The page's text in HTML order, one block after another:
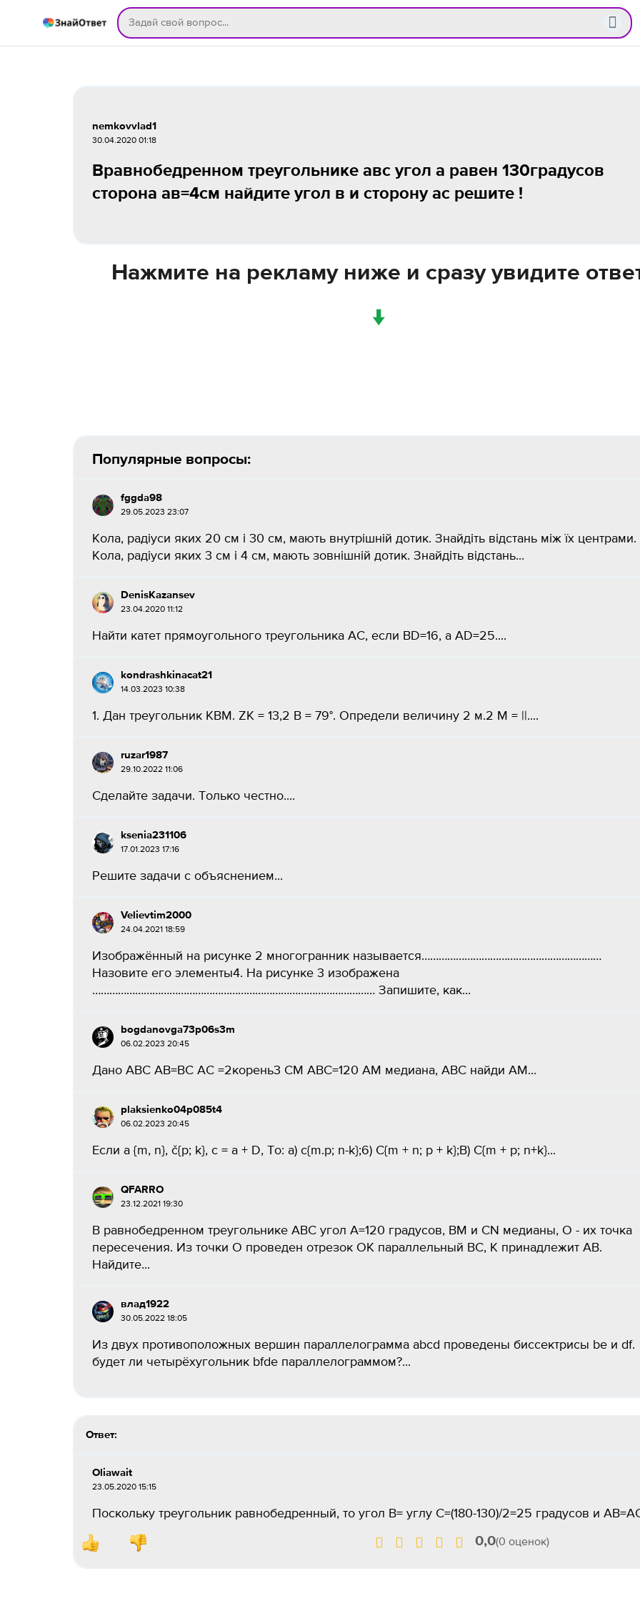
nemkovvlad1
30.04.2020 01:18
Вравнобедренном треугольнике авс угол а равен 130градусов
сторона ав=4см найдите угол в и сторону ас решите !
Нажмите на рекламу ниже и сразу увидите
↓
Популярные вопросы:
fggda98
29.05.2023 23:07
Кола, радіуси яких 20 см і 30 см, мають внутрішній дотик. Знайдіть відстань між їх центрами.
Кола, радіуси яких 3 см і 4 см, мають зовнішній дотик. Знайдіть відстань...
DenisKazansev
23.04.2020 11:12
Найти катет прямоугольного треугольника AC, если BD=16, а AD=25....
kondrashkinacat21
14.03.2023 10:38
1. Дан треугольник KBM. ZK = 13,2 B = 79°. Определи величину 2 м.2 М = ||.​...
ruzar1987
29.10.2022 11:06
Сделайте задачи. Только честно....
ksenia231106
17.01.2023 17:16
Решите задачи с объяснением...
Velievtim2000
24.04.2021 18:59
Изображённый на рисунке 2 многогранник называется………………………………………………………
Назовите его элементы4. На рисунке 3 изображена
……………………………………………………………………………………… Запишите, как...
bogdanovga73p06s3m
06.02.2023 20:45
Дано ABC AB=BC AC =2корень3 СМ ABC=120 AM медиана, ABC найди AМ...
plaksienko04p085t4
06.02.2023 20:45
Если a {m, n}, č{p; k}, c = a + D, To: a) c{m.p; n-k};6) C{m + n; p + k};B) C{m + p; n+k}​...
QFARRO
23.12.2021 19:30
В равнобедренном треугольнике АВС угол А=120 градусов, ВМ и CN медианы, О - их точка
пересечения. Из точки О проведен отрезок ОК параллельный ВС, К принадлежит АВ.
Найдите...
влад1922
30.05.2022 18:05
Из двух противоположных вершин параллелограмма abcd проведены биссектрисы be и df.
будет ли четырёхугольник bfde параллелограммом?...
Ответ:
Oliawait
23.05.2020 15:15
Поскольку треугольник равнобедренный, то угол B= углу C=(180-130)/2=25 градусов и
0,0(0 оценок)